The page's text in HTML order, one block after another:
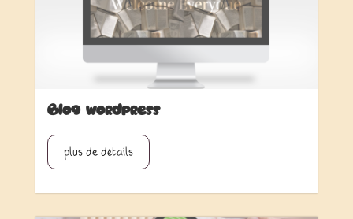
Blog wordpress
plus de détails